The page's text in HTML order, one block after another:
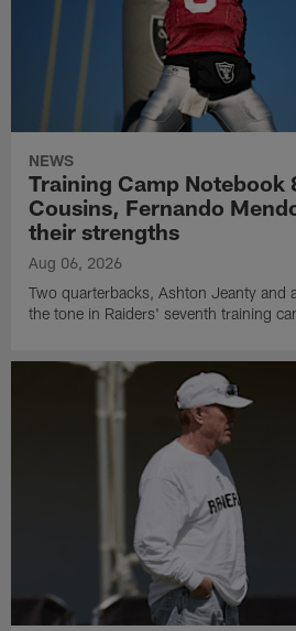
NEWS
Training Camp Notebook
Cousins, Fernando
their strengths
Aug 06, 2026
Two quarterbacks, Ashton Jeanty and
the tone in Raiders' seventh training